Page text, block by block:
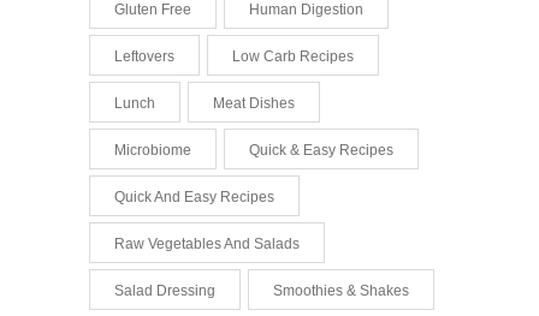
Gluten Free Human Digestion
Leftovers Low Carb Recipes
Lunch Meat Dishes
Microbiome Quick & Easy Recipes
Quick And Easy Recipes
Raw Vegetables And Salads
Salad Dressing Smoothies & Shakes